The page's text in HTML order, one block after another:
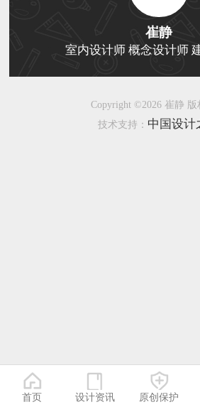
恭喜131****1475用户
恭喜133****8874用户作
恭喜138****8638用户
恭喜133****9020用户
崔静
室内设计师 概念设计师
Copyright ©2026 崔静 版
技术支持： 中国设计
首页 设计资讯 原创保护